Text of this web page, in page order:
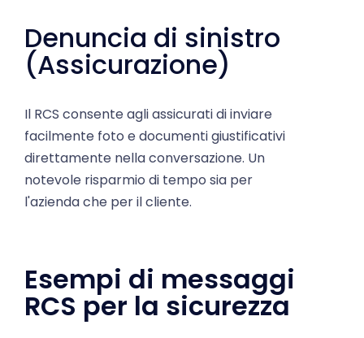
Denuncia di sinistro
(Assicurazione)
facilmente foto e documenti giustificativi
direttamente nella conversazione. Un
notevole risparmio di tempo sia per
l'azienda che per il cliente.
Esempi di messaggi
RCS per la sicurezza